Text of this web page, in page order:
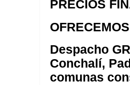
PRECIOS
Despacho
Conchalí,
comunas